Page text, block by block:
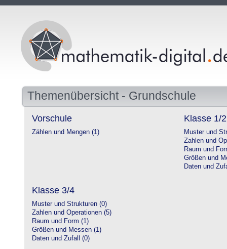
Themenübersicht - Grundschule
Vorschule
Zählen und Mengen (1)
Klasse 1/2
Muster und
Zahlen und
Raum und
Größen und
Daten und
Klasse 3/4
Muster und Strukturen (0)
Zahlen und Operationen (5)
Raum und Form (1)
Größen und Messen (1)
Daten und Zufall (0)